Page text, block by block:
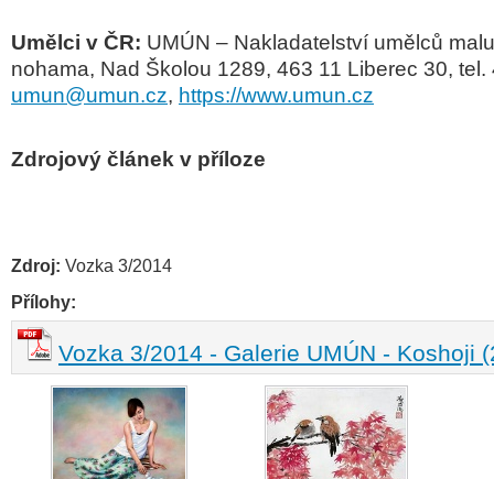
Umělci v ČR: UMÚN – Nakladatelství umělců
nohama, Nad Školou 1289, 463 11 Liberec 30, tel.
umun@umun.cz, https://www.umun.cz
Zdrojový článek v příloze
Zdroj: Vozka 3/2014
Přílohy:
Vozka 3/2014 - Galerie UMÚN - Koshoji